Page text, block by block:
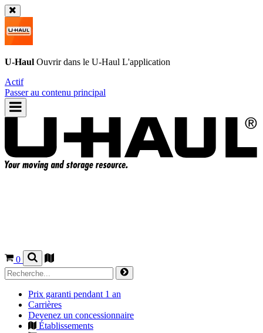
U-Haul Ouvrir dans le U-Haul L'application
Actif
Passer au contenu principal
0
Prix garanti pendant 1 an
Carrières
Devenez un concessionnaire
Établissements